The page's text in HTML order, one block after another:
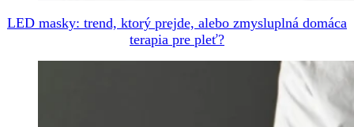
LED masky: trend, ktorý prejde, alebo zmysluplná domáca
terapia pre pleť?